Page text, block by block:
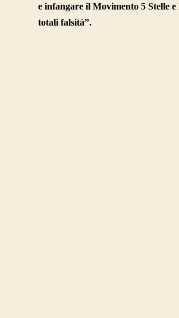
e infangare il Movimento 5 Stelle
totali falsità”.